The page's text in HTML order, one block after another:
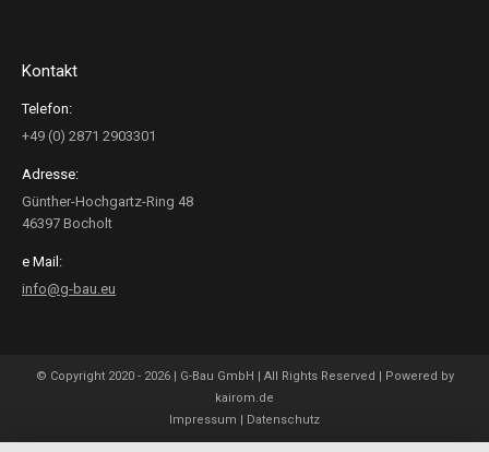
Kontakt
Telefon:
+49 (0) 2871 2903301
Adresse:
Günther-Hochgartz-Ring 48
46397 Bocholt
e Mail:
info@g-bau.eu
© Copyright 2020 - 2026 | G-Bau GmbH | All Rights Reserved | Powered by
kairom.de
Impressum | Datenschutz